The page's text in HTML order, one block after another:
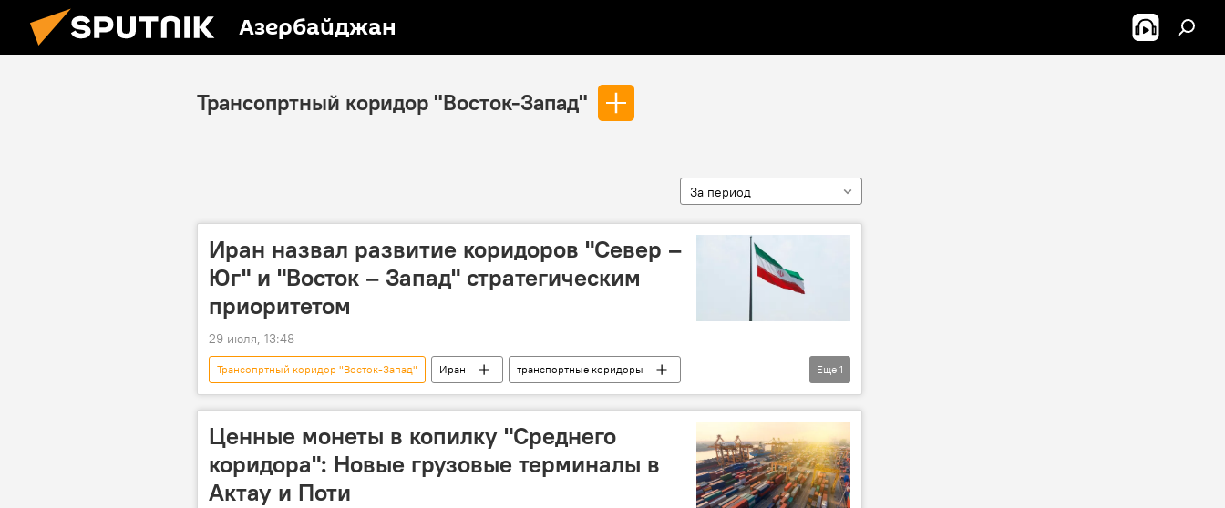
Азербайджан
Трансопртный коридор "Восток-Запад"
За период
Иран назвал развитие коридоров "Север –
Юг" и "Восток – Запад" стратегическим
приоритетом
29 июля, 13:48
Трансопртный коридор "Восток-Запад" Иран
транспортные коридоры
Транспортный коридор "Север-Юг"
Еще 1
Ценные монеты в копилку "Среднего
коридора": Новые грузовые терминалы в
Актау и Поти